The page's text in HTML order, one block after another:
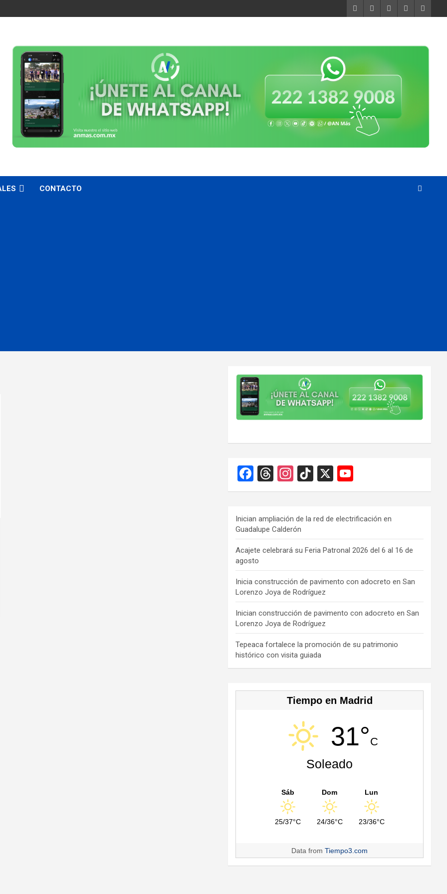
CONTACTO
F
a
b
o
o
k
T
hr
a
d
s
In
st
gr
a
m
Ti
k
o
k
X
o
T
u
b
e
C
h
a
n
n
el
Inician ampliación de la red de electrificación en
Guadalupe Calderón
Acajete celebrará su Feria Patronal 2026 del 6 al 16 de
agosto
Inicia construcción de pavimento con adocreto en San
Lorenzo Joya de Rodríguez
Inician construcción de pavimento con adocreto en San
Lorenzo Joya de Rodríguez
Tepeaca fortalece la promoción de su patrimonio
histórico con visita guiada
Tiempo en Madrid
31°C
Soleado
Sáb
25/37°C
Dom
24/36°C
Lun
23/36°C
Data fromTiempo3.com